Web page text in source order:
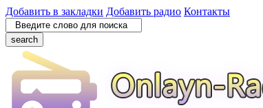
Добавить в закладки Добавить радио Контакты
search